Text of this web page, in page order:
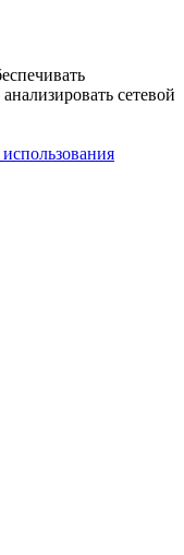
сетевой